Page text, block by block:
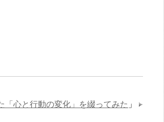
「心と行動の変化」を綴ってみた 」